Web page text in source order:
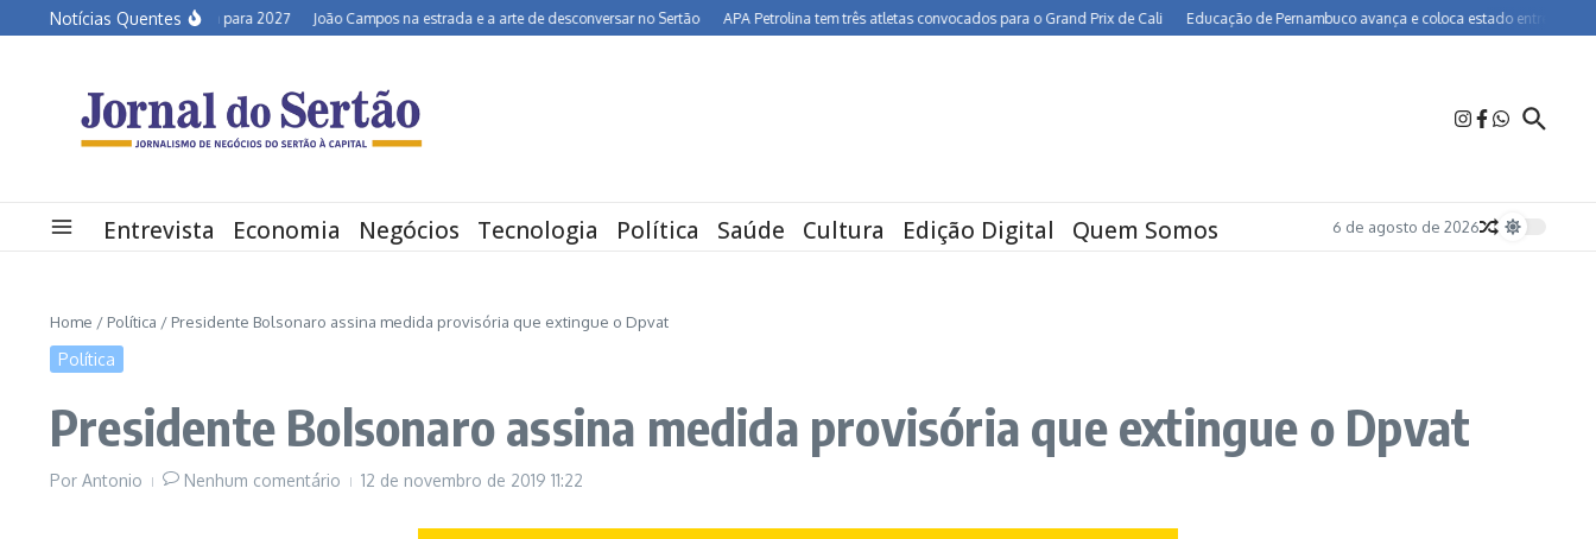
Ir para o conteúdo
Notícias Quentes
Semiárido em alerta para 2027 João Campos na estrada e a arte de desconversar no Sertão APA Petrolina tem três atletas convocados para o Grand Prix de Cali Educação de Pernambuco avança e coloca estado entre os
Entrevista Economia Negócios Tecnologia Política Saúde Cultura Edição Digital Quem Somos 6 de agosto de 2026
Home / Política / Presidente Bolsonaro assina medida provisória que extingue o Dpvat
Política
Presidente Bolsonaro assina medida provisória que extingue o Dpvat
Por Antonio Nenhum comentário 12 de novembro de 2019 11:22